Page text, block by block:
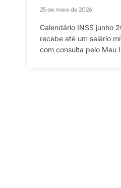
25 de maio de 2026
Calendário INSS junho
recebe até um salário
com consulta pelo Meu